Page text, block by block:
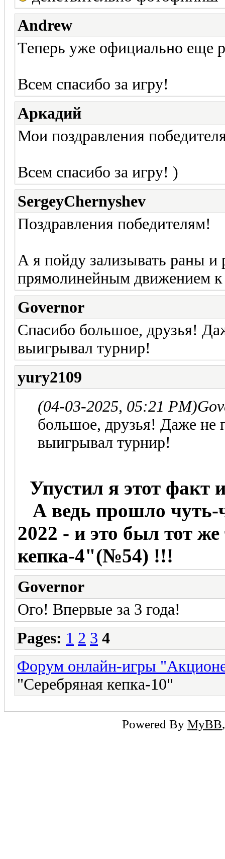
Andrew
Теперь уже официально еще
Всем спасибо за игру!
Аркадий
Мои поздравления
Всем спасибо за игру! )
SergeyChernyshev
Поздравления победителям!
А я пойду зализывать раны
прямолинейным движением
Governor
Спасибо большое, друзья!
выигрывал турнир!
yury2109
(04-03-2025, 05:21 PM)
большое, друзья! Даже не
выигрывал турнир!
Упустил я этот факт
А ведь прошло чуть-
2022 - и это был тот
кепка-4"(№54) !!!
Governor
Ого! Впервые за 3 года!
Pages: 1 2 3 4
Форум онлайн-игры
"Серебряная кепка-10"
Powered By MyBB